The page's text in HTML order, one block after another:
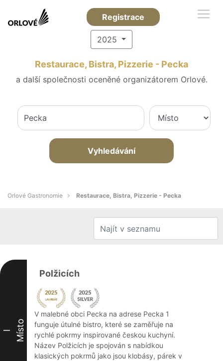
Registrace
2025
Restaurace, Bistra, Pizzerie - Pecka
a další společnosti oceněné organizátorem Orlové.
Vyhledávání
Orlové Gastronomie Restaurace, Bistra, Pizzerie - Pecka
I Místo
Polžicích
V malebné obci Pecka na adrese Pecka 1
funguje útulné bistro, které se zaměřuje na
rychlé pokrmy inspirované českou kuchyní.
Název Polžicích je spojován s nabídkou
klasických pokrmů jako jsou klobásy, párek v